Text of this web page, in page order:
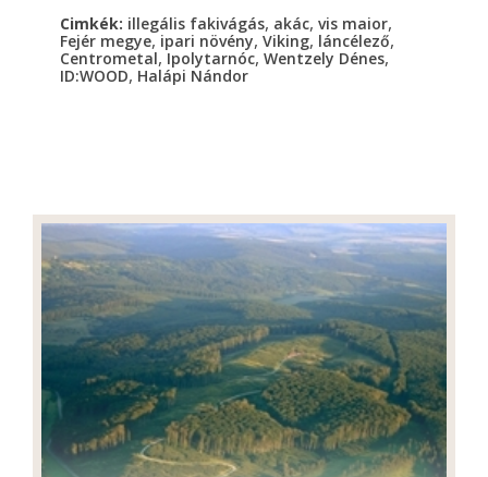
Cimkék: illegális fakivágás, akác, vis maior,
Fejér megye,ipari növény, Viking, láncélező,
Centrometal,Ipolytarnóc, Wentzely Dénes,
ID:WOOD, Halápi Nándor